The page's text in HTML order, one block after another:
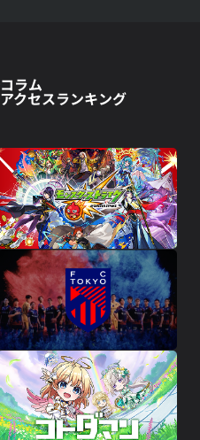
コラム
アクセスランキング